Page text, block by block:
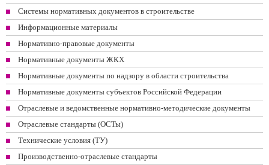
Системы нормативных документов в строительстве
Информационные материалы
Нормативно-правовые документы
Нормативные документы ЖКХ
Нормативные документы по надзору в области строительства
Нормативные документы субъектов Российской Федерации
Отраслевые и ведомственные нормативно-методические документы
Отраслевые стандарты (ОСТы)
Технические условия (ТУ)
Производственно-отраслевые стандарты